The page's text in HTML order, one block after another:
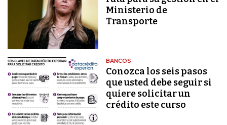
Ministerio de
Transporte
BANCOS
Conozca los seis pasos
que usted debe seguir si
quiere solicitar un
crédito este curso